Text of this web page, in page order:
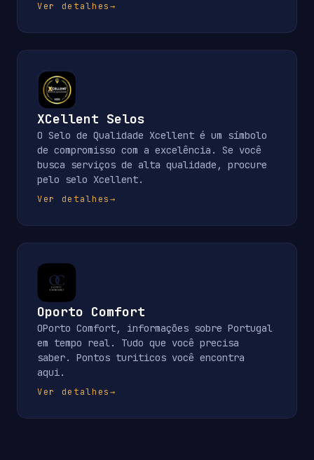
Ver detalhes→
XCellent Selos
O Selo de Qualidade Xcellent é um símbolo
de compromisso com a excelência. Se você
busca serviços de alta qualidade, procure
pelo selo Xcellent.
Ver detalhes→
Oporto Comfort
OPorto Comfort, informações sobre Portugal
em tempo real. Tudo que você precisa
saber. Pontos turiticos você encontra
aqui.
Ver detalhes→